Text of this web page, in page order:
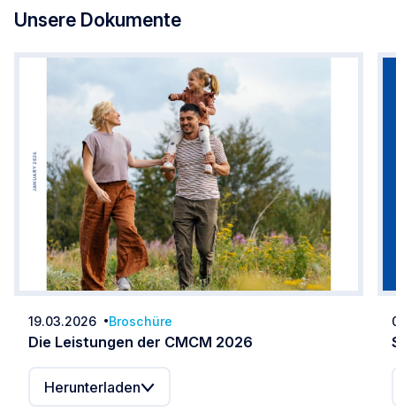
Unsere Dokumente
Die Leistungen der CMCM 2026
Datum:
19.03.2026 Broschüre
Herunterladen